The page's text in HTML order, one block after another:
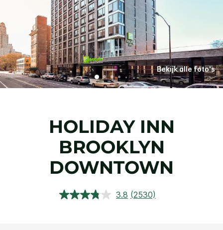
Bekijk alle foto's
HOLIDAY INN
BROOKLYN
DOWNTOWN
3.8 Lees
(2530)